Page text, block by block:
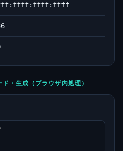
・生成（ブラウザ内処理）